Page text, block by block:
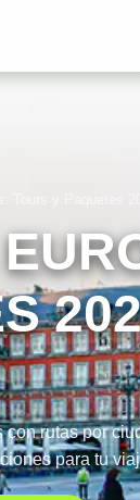
Tours y Paquetes
rutas por
para tu